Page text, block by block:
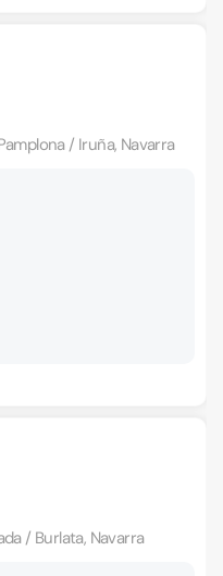
/ Iruña, Navarra
/ Burlata, Navarra